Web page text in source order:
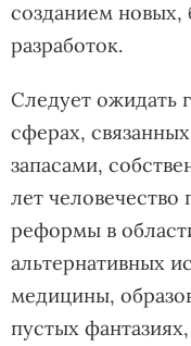
созданием новых,
разработок.
Следует ожидать
сферах,
запасами,
лет
реформы в
альтернативных
медицины,
пустых